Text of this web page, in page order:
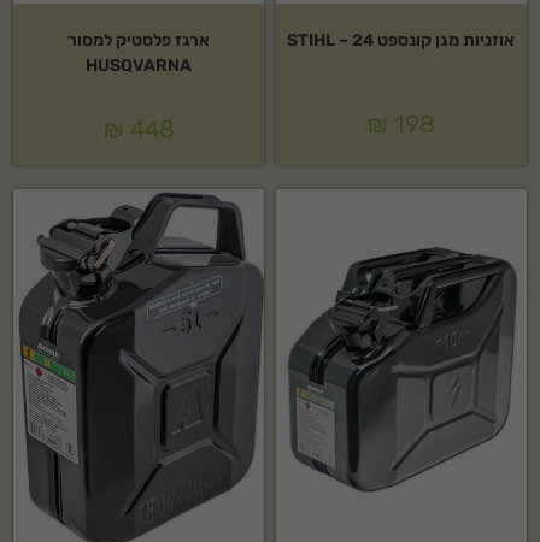
אוזניות מגן קונספט 24 – STIHL
₪ 198
ארגז פלסטיק למסור
HUSQVARNA
₪ 448